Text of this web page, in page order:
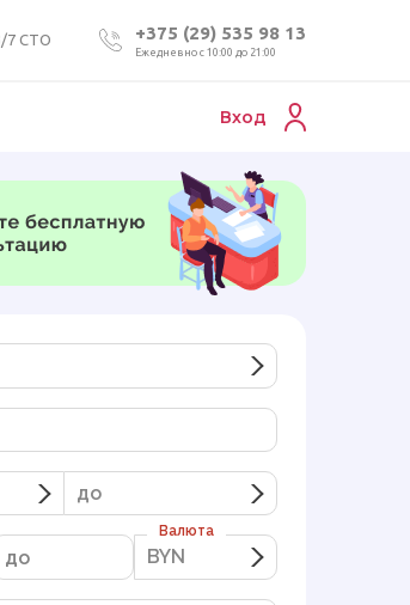
7 СТО +375 (29) 535 98 13
Ежедневно с 10:00 до 21:00
номера авто
из Беларуси
Вход
до
BYN
BYN
Валюта